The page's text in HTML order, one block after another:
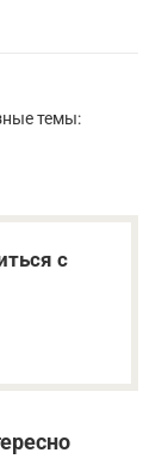
темы:
с